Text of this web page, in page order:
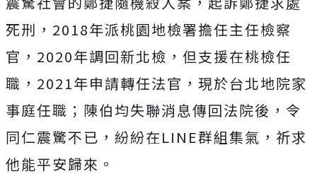
死刑，2018年派桃園地檢署擔任主任檢察
官，2020年調回新北檢，但支援在桃檢任
職，2021年申請轉任法官，現於台北地院家
事庭任職；陳伯均失聯消息傳回法院後，令
同仁震驚不已，紛紛在LINE群組集氣，祈求
他能平安歸來。